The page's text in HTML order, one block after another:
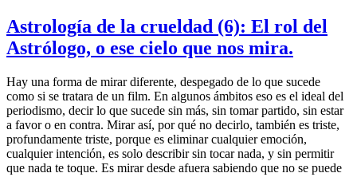
Astrología de la crueldad (6): El rol del
Astrólogo, o ese cielo que nos mira.
Hay una forma de mirar diferente, despegado de lo que sucede
como si se tratara de un film. En algunos ámbitos eso es el ideal del
periodismo, decir lo que sucede sin más, sin tomar partido, sin estar
a favor o en contra. Mirar así, por qué no decirlo, también es triste,
profundamente triste, porque es eliminar cualquier emoción,
cualquier intención, es solo describir sin tocar nada, y sin permitir
que nada te toque. Es mirar desde afuera sabiendo que no se puede